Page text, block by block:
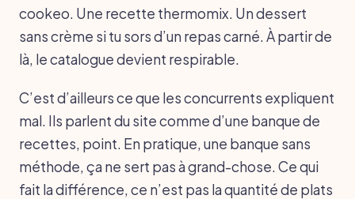
cookeo. Une recette thermomix. Un dessert
sans crème si tu sors d’un repas carné. À partir de
là, le catalogue devient respirable.
C’est d’ailleurs ce que les concurrents expliquent
mal. Ils parlent du site comme d’une banque de
recettes, point. En pratique, une banque sans
méthode, ça ne sert pas à grand-chose. Ce qui
fait la différence, ce n’est pas la quantité de plats